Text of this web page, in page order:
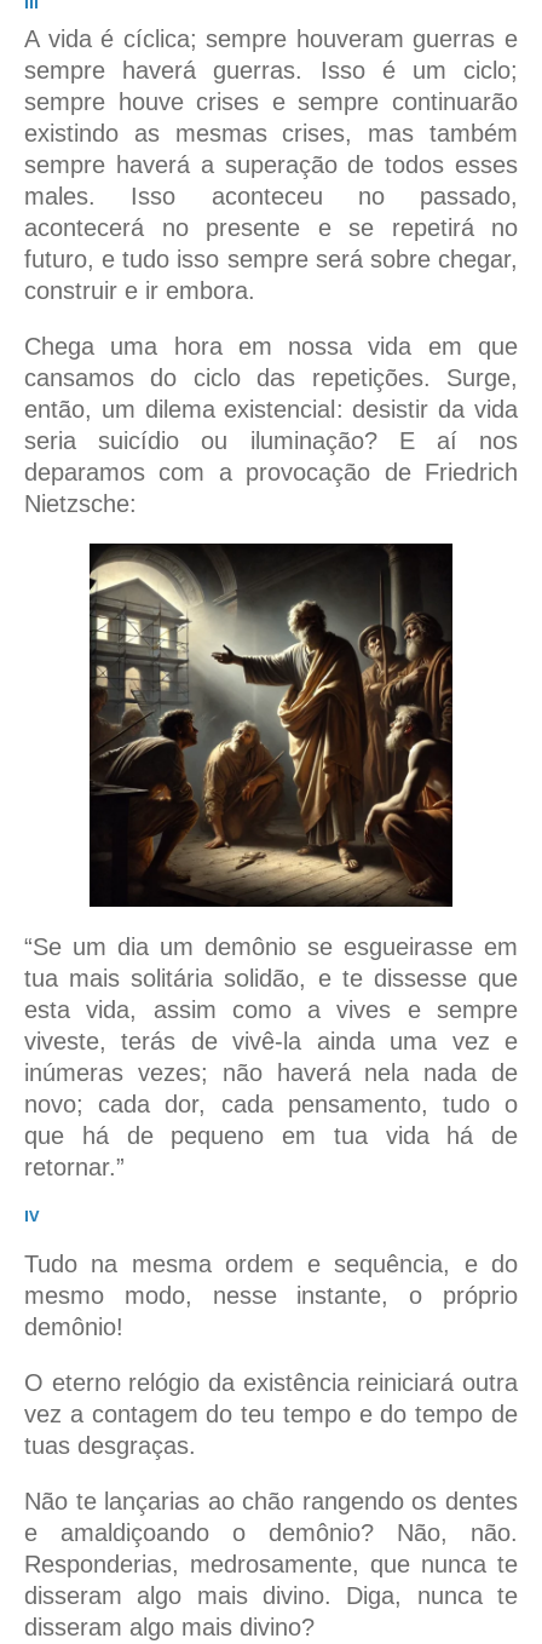
A vida é cíclica; sempre houveram guerras e
sempre haverá guerras. Isso é um ciclo;
sempre houve crises e sempre continuarão
existindo as mesmas crises, mas também
sempre haverá a superação de todos esses
males. Isso aconteceu no passado,
acontecerá no presente e se repetirá no
futuro, e tudo isso sempre será sobre chegar,
construir e ir embora.
Chega uma hora em nossa vida em que
cansamos do ciclo das repetições. Surge,
então, um dilema existencial: desistir da vida
seria suicídio ou iluminação? E aí nos
deparamos com a provocação de Friedrich
Nietzsche:
“Se um dia um demônio se esgueirasse em
tua mais solitária solidão, e te dissesse que
esta vida, assim como a vives e sempre
viveste, terás de vivê-la ainda uma vez e
inúmeras vezes; não haverá nela nada de
novo; cada dor, cada pensamento, tudo o
que há de pequeno em tua vida há de
retornar.”
IV
Tudo na mesma ordem e sequência, e do
mesmo modo, nesse instante, o próprio
demônio!
O eterno relógio da existência reiniciará outra
vez a contagem do teu tempo e do tempo de
tuas desgraças.
Não te lançarias ao chão rangendo os dentes
e amaldiçoando o demônio? Não, não.
Responderias, medrosamente, que nunca te
disseram algo mais divino. Diga, nunca te
disseram algo mais divino?